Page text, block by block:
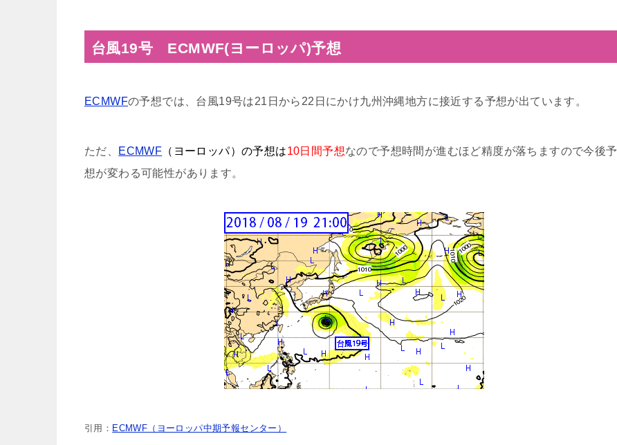
台風19号 ECMWF(ヨーロッパ)予想
ECMWFの予想では、台風19号は21日から22日にかけ九州沖縄地方に接近する予想が出ています。
ただ、 ECMWF （ヨーロッパ）の予想は10日間予想なので予想時間が進むほど精度が落ちますので今後予
想が変わる可能性があります。
引用： ECMWF（ヨーロッパ中期予報センター）